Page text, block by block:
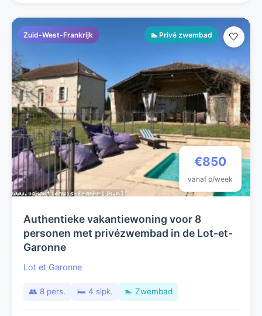
Zuid-West-Frankrijk 🏊 Privé zwembad
€850
vanaf p/week
🤍
Authentieke vakantiewoning voor 8
personen met privézwembad in de Lot-et-
Garonne
Lot et Garonne
👥 8 pers. 🛏️ 4 slpk. 🏊 Zwembad